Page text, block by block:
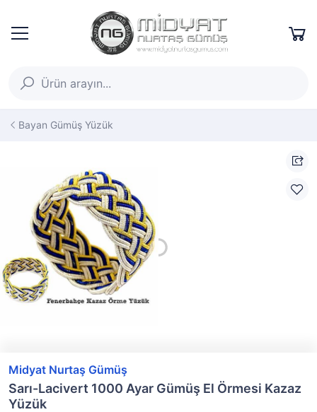
Bayan Gümüş Yüzük
Midyat Nurtaş Gümüş
Sarı-Lacivert 1000 Ayar Gümüş El Örmesi Kazaz
Yüzük